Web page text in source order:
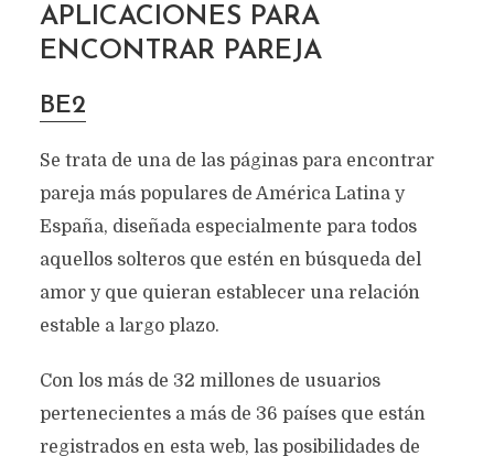
APLICACIONES PARA
ENCONTRAR PAREJA
BE2
Se trata de una de las páginas para encontrar
pareja más populares de América Latina y
España, diseñada especialmente para todos
aquellos solteros que estén en búsqueda del
amor y que quieran establecer una relación
estable a largo plazo.
Con los más de 32 millones de usuarios
pertenecientes a más de 36 países que están
registrados en esta web, las posibilidades de